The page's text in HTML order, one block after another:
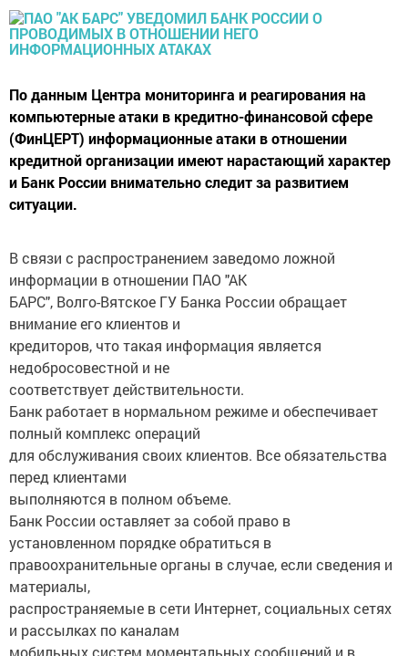
По данным Центра мониторинга и реагирования на
компьютерные атаки в кредитно-финансовой сфере
(ФинЦЕРТ) информационные атаки в отношении
кредитной организации имеют нарастающий характер
и Банк России внимательно следит за развитием
ситуации.
В связи с распространением заведомо ложной
информации в отношении ПАО "АК
БАРС", Волго-Вятское ГУ Банка России обращает
внимание его клиентов и
кредиторов, что такая информация является
недобросовестной и не
соответствует действительности.
Банк работает в нормальном режиме и обеспечивает
полный комплекс операций
для обслуживания своих клиентов. Все обязательства
перед клиентами
выполняются в полном объеме.
Банк России оставляет за собой право в
установленном порядке обратиться в
правоохранительные органы в случае, если сведения и
материалы,
распространяемые в сети Интернет, социальных сетях
и рассылках по каналам
мобильных систем моментальных сообщений и в